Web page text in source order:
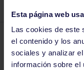
Esta página web
Las cookies de este
el contenido y los
sociales y analizar
información sobre el
El grupo